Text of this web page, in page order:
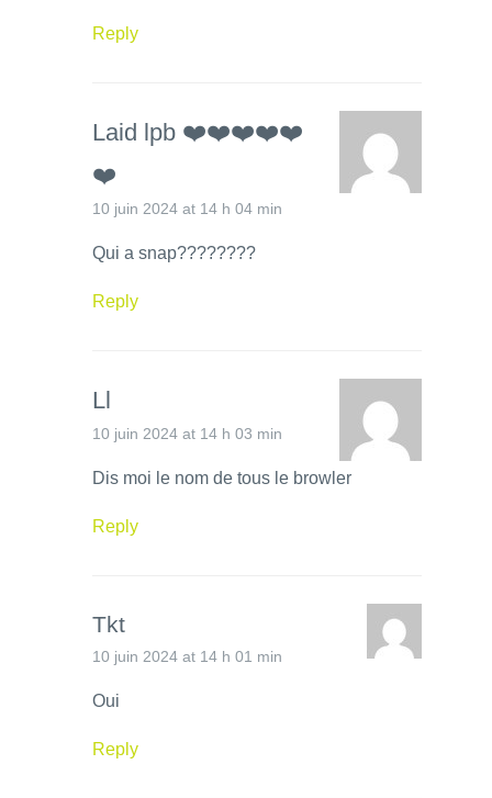
Reply
Laid lpb ❤️❤️❤️❤️❤️
❤️
10 juin 2024 at 14 h 04 min
Qui a snap????????
Reply
Ll
10 juin 2024 at 14 h 03 min
Dis moi le nom de tous le browler
Reply
Tkt
10 juin 2024 at 14 h 01 min
Oui
Reply